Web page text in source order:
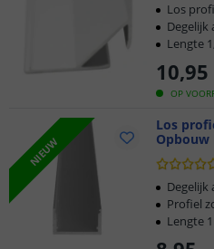
OP
10,95
Los
Degelijk
Lengte
NIEUW
Los
Opbouw
Degelijk
Profiel
Lengte
Voor 23:45 uur